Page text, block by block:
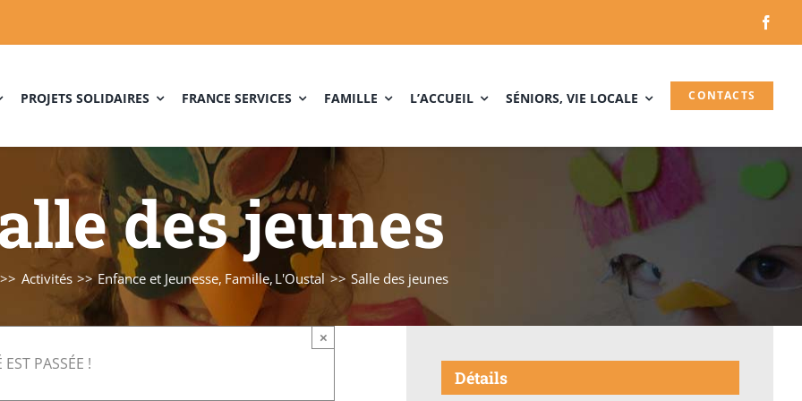
PROJETS SOLIDAIRES FRANCE SERVICES FAMILLE L’ACCUEIL SÉNIORS, VIE LOCALE CONTACTS
des jeunes
Activités Enfance et Jeunesse Famille L'Oustal Salle des jeunes
EST PASSÉE !
×
Détails